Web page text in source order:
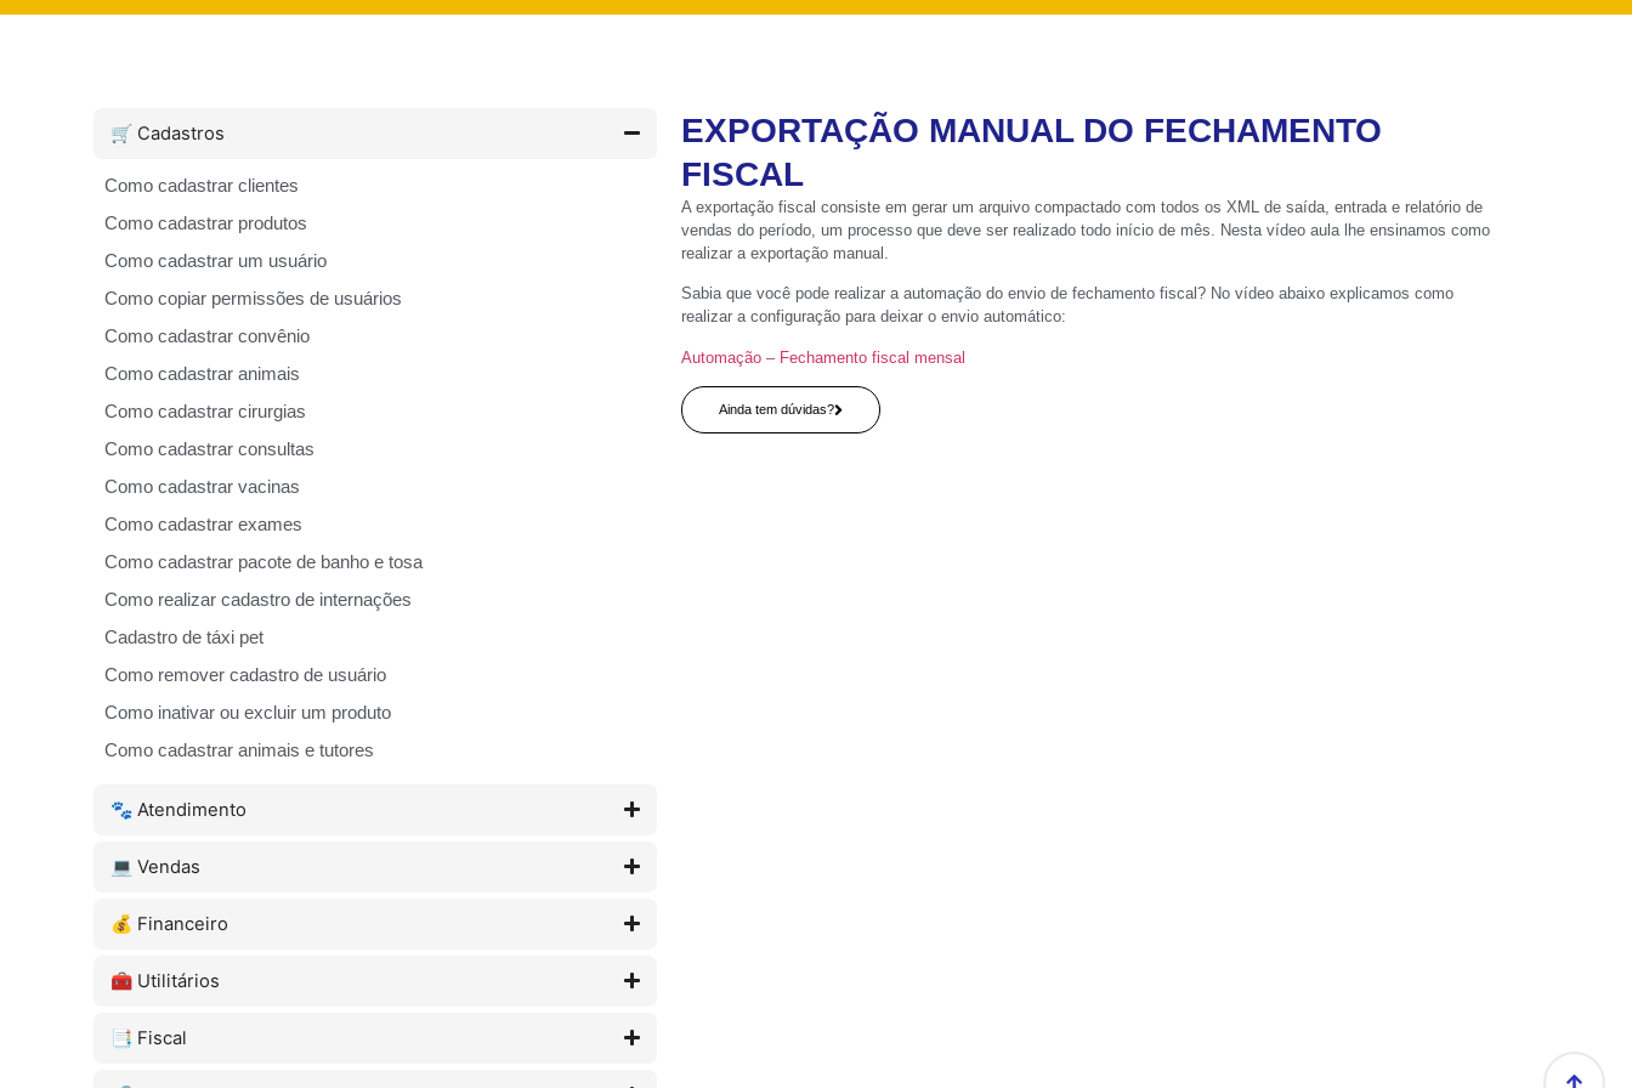
🛒 Cadastros
Como cadastrar clientes
Como cadastrar produtos
Como cadastrar um usuário
Como copiar permissões de usuários
Como cadastrar convênio
Como cadastrar animais
Como cadastrar cirurgias
Como cadastrar consultas
Como cadastrar vacinas
Como cadastrar exames
Como cadastrar pacote de banho e tosa
Como realizar cadastro de internações
Cadastro de táxi pet
Como remover cadastro de usuário
Como inativar ou excluir um produto
Como cadastrar animais e tutores
🐾 Atendimento
💻 Vendas
💰 Financeiro
🧰 Utilitários
📑 Fiscal
EXPORTAÇÃO MANUAL DO FECHAMENTO
FISCAL
A exportação fiscal consiste em gerar um arquivo compactado com todos os XML de saída, entrada e relatório de
vendas do período, um processo que deve ser realizado todo início de mês. Nesta vídeo aula lhe ensinamos como
realizar a exportação manual.
Sabia que você pode realizar a automação do envio de fechamento fiscal? No vídeo abaixo explicamos como
realizar a configuração para deixar o envio automático:
Automação – Fechamento fiscal mensal
Ainda tem dúvidas?